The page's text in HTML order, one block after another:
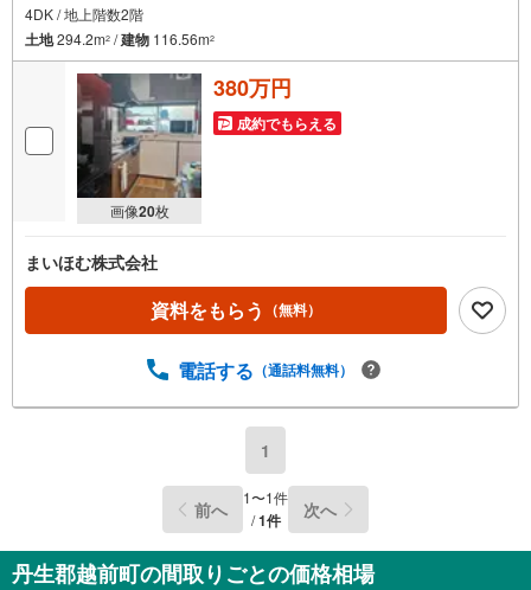
4DK / 地上階数2階
土地294.2m2 /建物 116.56m2
画像20枚
380万円
成約でもらえる
まいほむ株式会社
資料をもらう （無料）
電話する （通話料無料）
1
前へ 1〜1件
/1件 次へ
丹生郡越前町の間取りごとの価格相場